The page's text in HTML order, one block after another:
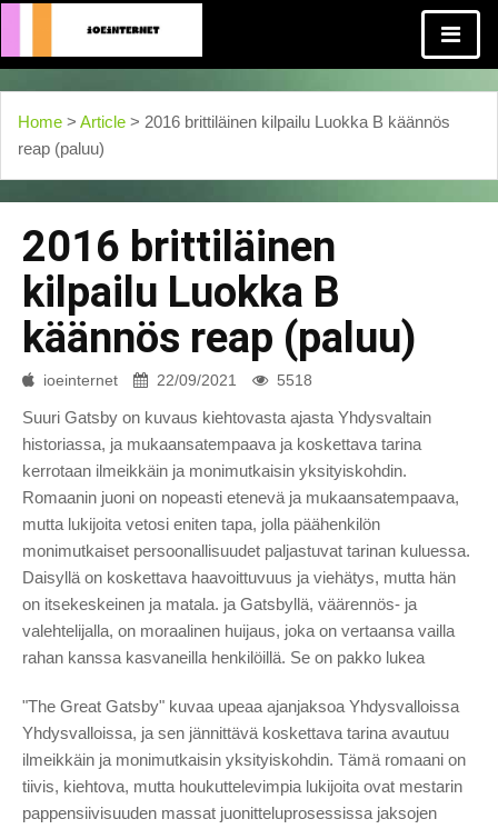
Home > Article > 2016 brittiläinen kilpailu Luokka B käännös
reap (paluu)
2016 brittiläinen
kilpailu Luokka B
käännös reap (paluu)
ioeinternet 22/09/2021 5518
Suuri Gatsby on kuvaus kiehtovasta ajasta Yhdysvaltain
historiassa, ja mukaansatempaava ja koskettava tarina
kerrotaan ilmeikkäin ja monimutkaisin yksityiskohdin.
Romaanin juoni on nopeasti etenevä ja mukaansatempaava,
mutta lukijoita vetosi eniten tapa, jolla päähenkilön
monimutkaiset persoonallisuudet paljastuvat tarinan kuluessa.
Daisyllä on koskettava haavoittuvuus ja viehätys, mutta hän
on itsekeskeinen ja matala. ja Gatsbyllä, väärennös- ja
valehtelijalla, on moraalinen huijaus, joka on vertaansa vailla
rahan kanssa kasvaneilla henkilöillä. Se on pakko lukea
"The Great Gatsby" kuvaa upeaa ajanjaksoa Yhdysvalloissa
Yhdysvalloissa, ja sen jännittävä koskettava tarina avautuu
ilmeikkäin ja monimutkaisin yksityiskohdin. Tämä romaani on
tiivis, kiehtova, mutta houkuttelevimpia lukijoita ovat mestarin
pappensiivisuuden massat juonitteluprosessissa jaksojen